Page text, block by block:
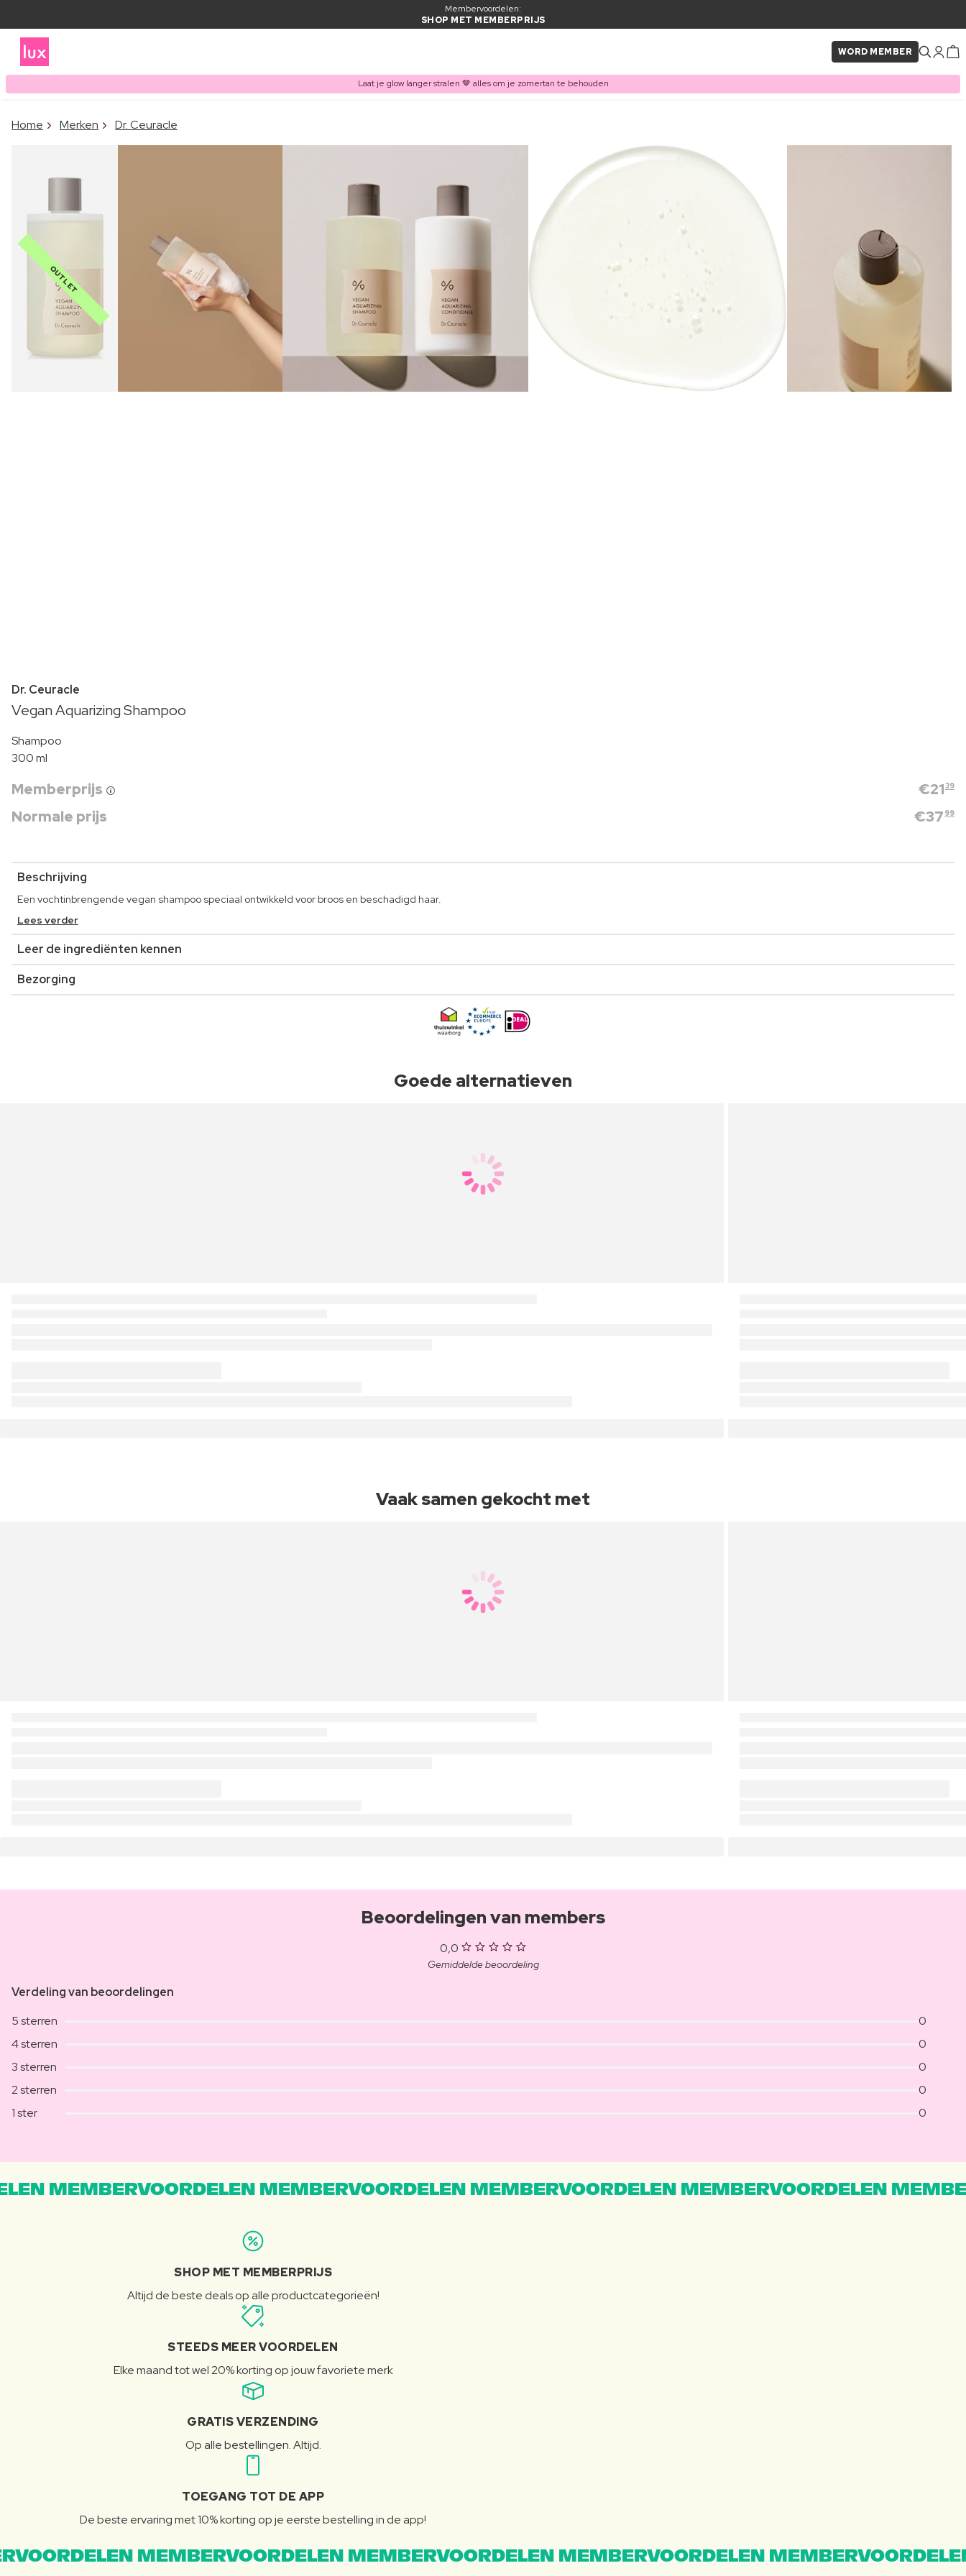
Membervoordelen:
SHOP MET MEMBERPRIJS
WORD MEMBER
Laat je glow langer stralen 🤎 alles om je zomertan te behouden
Home Merken Dr. Ceuracle
OUTLET
Dr. Ceuracle
Vegan Aquarizing Shampoo
Shampoo
300 ml
Memberprijs €2139
Normale prijs €37 99
Beschrijving
Een vochtinbrengende vegan shampoo speciaal ontwikkeld voor broos en beschadigd haar.
Lees verder
Leer de ingrediënten kennen
Bezorging
Goede alternatieven
Vaak samen gekocht met
Beoordelingen van members
0,0
Gemiddelde beoordeling
Verdeling van beoordelingen
5 sterren
0
4 sterren
0
3 sterren
0
2 sterren
0
1 ster
0
MEMBERVOORDELEN MEMBERVOORDELEN MEMBERVOORDELEN MEMBERVOORDELEN
SHOP MET MEMBERPRIJS
Altijd de beste deals op alle productcategorieën!
STEEDS MEER VOORDELEN
Elke maand tot wel 20% korting op jouw favoriete merk
GRATIS VERZENDING
Op alle bestellingen. Altijd.
TOEGANG TOT DE APP
De beste ervaring met 10% korting op je eerste bestelling in de app!
MEMBERVOORDELEN MEMBERVOORDELEN MEMBERVOORDELEN